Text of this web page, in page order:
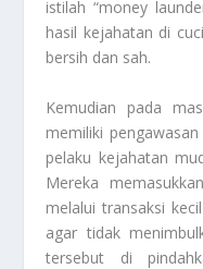
istilah “money
hasil kejahatan di
bersih dan sah.
Kemudian pada
memiliki
pelaku kejahatan
Mereka
melalui transaksi
agar tidak
tersebut di